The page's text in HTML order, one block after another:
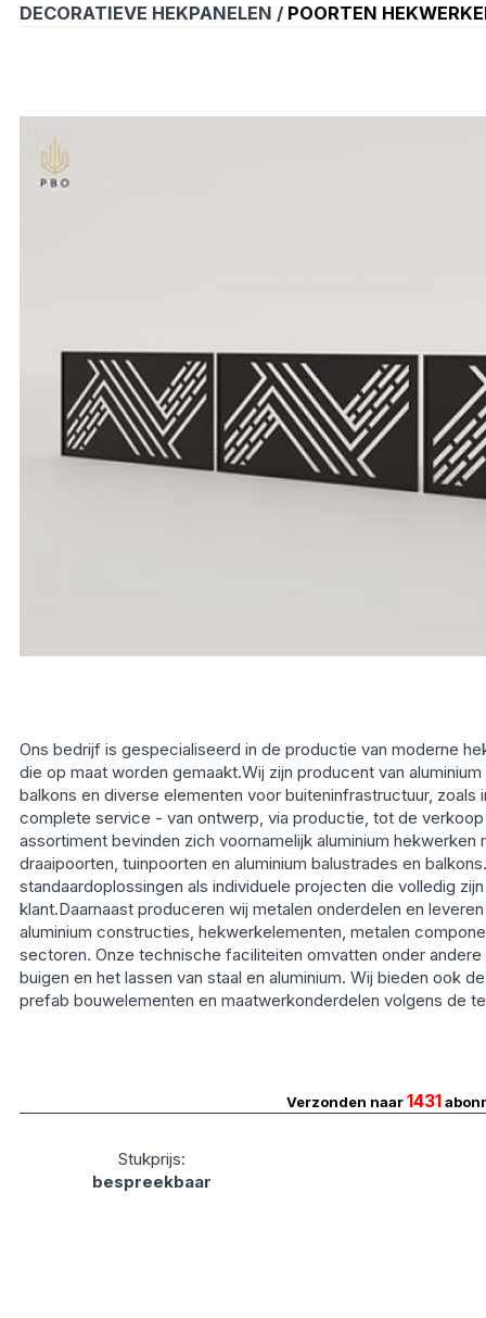
DECORATIEVE HEKPANELEN / POORTEN
Ons bedrijf is gespecialiseerd in de productie van moderne
die op maat worden gemaakt.Wij zijn producent van
balkons en diverse elementen voor buiteninfrastructuur, zoals
complete service - van ontwerp, via productie, tot de verkoop
assortiment bevinden zich voornamelijk aluminium
draaipoorten, tuinpoorten en aluminium balustrades en
standaardoplossingen als individuele projecten die volledig
klant.Daarnaast produceren wij metalen onderdelen en
aluminium constructies, hekwerkelementen, metalen
sectoren. Onze technische faciliteiten omvatten onder
buigen en het lassen van staal en aluminium. Wij bieden ook
prefab bouwelementen en maatwerkonderdelen volgens de
Verzonden naar1431
Stukprijs:
bespreekbaar